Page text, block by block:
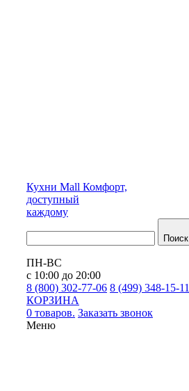
Кухни Mall Комфорт,
доступный
каждому
Поиск
ПН-ВС
с 10:00 до 20:00
8 (800) 302-77-06 8 (499) 348-15-11
КОРЗИНА
0 товаров. Заказать звонок
Меню